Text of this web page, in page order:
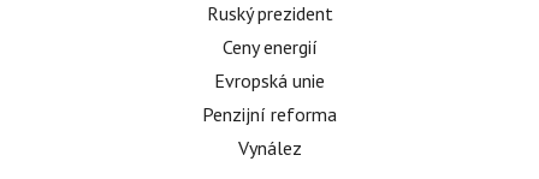
Ruský prezident
Ceny energií
Evropská unie
Penzijní reforma
Vynález